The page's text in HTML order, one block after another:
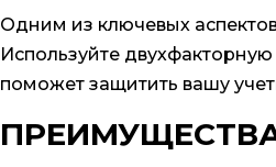
Одним из ключевых
Используйте
поможет защитить вашу